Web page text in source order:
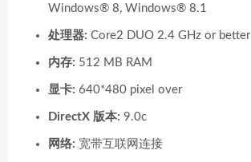
Windows® 8, Windows® 8.1
处理器: Core2 DUO 2.4 GHz or better
内存: 512 MB RAM
显卡: 640*480 pixel over
DirectX 版本: 9.0c
网络: 宽带互联网连接